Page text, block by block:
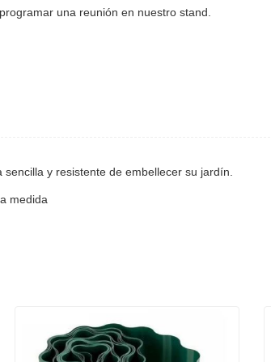
una reunión en nuestro stand.
y resistente de embellecer su jardín.
medida